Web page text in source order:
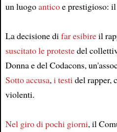
un luogoanticoe prestigioso:
La decisione difar esibireil
suscitato le protestedel
Donna e del Codacons,
Sotto accusa,i testidel rapper,
violenti.
Nel giro di pochi giorni, il